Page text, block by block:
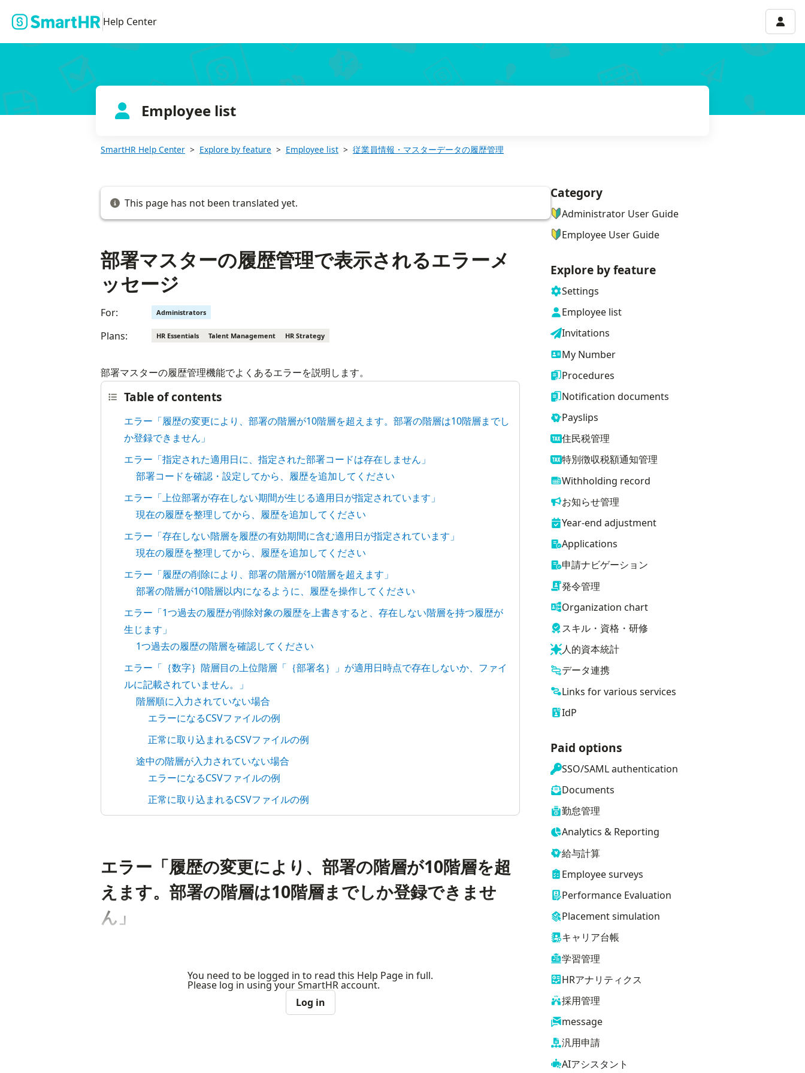
Help Center
Employee list
SmartHR Help Center Explore by feature Employee list 従業員情報・マスターデータの履歴管理
This page has not been translated yet.
部署マスターの履歴管理で表示されるエラーメ
ッセージ
For: Administrators
Plans: HR Essentials Talent Management HR Strategy
部署マスターの履歴管理機能でよくあるエラーを説明します。
Table of contents
エラー「履歴の変更により、部署の階層が10階層を超えます。部署の階層は10階層までし
か登録できません」
エラー「指定された適用日に、指定された部署コードは存在しません」
部署コードを確認・設定してから、履歴を追加してください
エラー「上位部署が存在しない期間が生じる適用日が指定されています」
現在の履歴を整理してから、履歴を追加してください
エラー「存在しない階層を履歴の有効期間に含む適用日が指定されています」
現在の履歴を整理してから、履歴を追加してください
エラー「履歴の削除により、部署の階層が10階層を超えます」
部署の階層が10階層以内になるように、履歴を操作してください
エラー「1つ過去の履歴が削除対象の履歴を上書きすると、存在しない階層を持つ履歴が
生じます」
1つ過去の履歴の階層を確認してください
エラー「｛数字｝階層目の上位階層「｛部署名｝」が適用日時点で存在しないか、ファイ
ルに記載されていません。」
階層順に入力されていない場合
エラーになるCSVファイルの例
正常に取り込まれるCSVファイルの例
途中の階層が入力されていない場合
エラーになるCSVファイルの例
正常に取り込まれるCSVファイルの例
エラー「履歴の変更により、部署の階層が10階層を超
えます。部署の階層は10階層までしか登録できませ
ん」
You need to be logged in to read this Help Page in full.
Please log in using your SmartHR account.
Log in
ナビゲーションメニュー
Category
Administrator User Guide
Employee User Guide
Explore by feature
Settings
Employee list
Invitations
My Number
Procedures
Notification documents
Payslips
住民税管理
特別徴収税額通知管理
Withholding record
お知らせ管理
Year-end adjustment
Applications
申請ナビゲーション
発令管理
Organization chart
スキル・資格・研修
人的資本統計
データ連携
Links for various services
IdP
Paid options
SSO/SAML authentication
Documents
勤怠管理
Analytics & Reporting
給与計算
Employee surveys
Performance Evaluation
Placement simulation
キャリア台帳
学習管理
HRアナリティクス
採用管理
message
汎用申請
AIアシスタント